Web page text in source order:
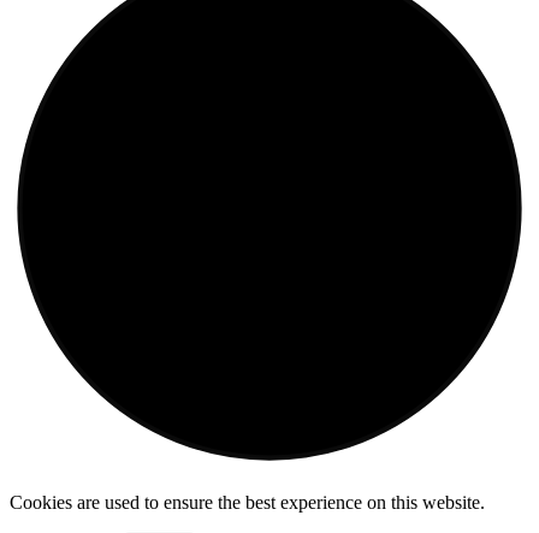
Cookies are used to ensure the best experience on this website.